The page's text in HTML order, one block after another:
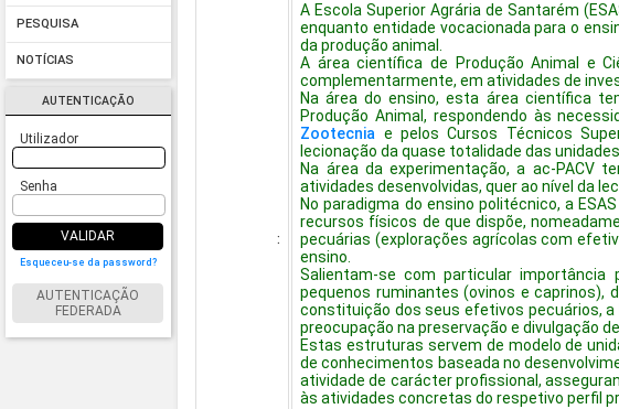
PESQUISA
NOTÍCIAS
AUTENTICAÇÃO
Utilizador
Senha
VALIDAR
Esqueceu-se da password?
AUTENTICAÇÃO
FEDERADA
:
A Escola Superior Agrária de Santarém
enquanto entidade vocacionada para o
da produção animal.
A área científica de Produção Animal e
complementarmente, em atividades de
Na área do ensino, esta área científica
Produção Animal, respondendo às
Zootecnia e pelos Cursos Técnicos
lecionação da quase totalidade das
Na área da experimentação, a ac-PACV
atividades desenvolvidas, quer ao nível da
No paradigma do ensino politécnico, a
recursos físicos de que dispõe,
pecuárias (explorações agrícolas com
ensino.
Salientam-se com particular importância
pequenos ruminantes (ovinos e caprinos),
constituição dos seus efetivos pecuários,
preocupação na preservação e divulgação
Estas estruturas servem de modelo de
de conhecimentos baseada no
atividade de carácter profissional,
às atividades concretas do respetivo perfil